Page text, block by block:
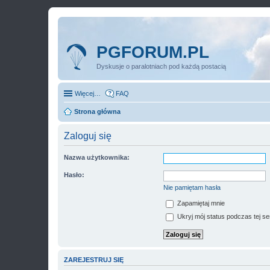
PGFORUM.PL
Dyskusje o paralotniach pod każdą postacią
Więcej… FAQ
Strona główna
Zaloguj się
Nazwa użytkownika:
Hasło:
Nie pamiętam hasła
Zapamiętaj mnie
Ukryj mój status podczas tej
ZAREJESTRUJ SIĘ